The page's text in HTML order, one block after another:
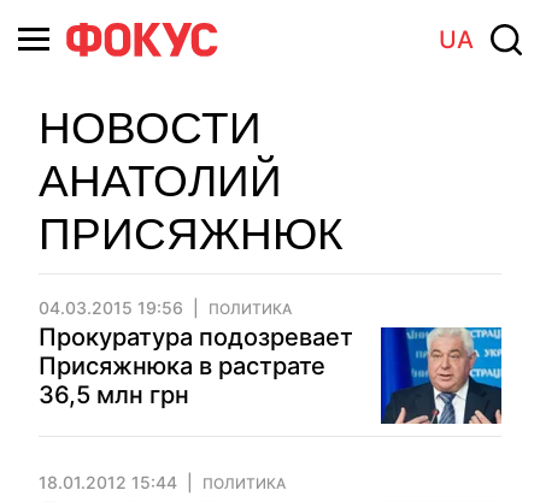
UA
НОВОСТИ
АНАТОЛИЙ
ПРИСЯЖНЮК
04.03.2015 19:56 ПОЛИТИКА
Прокуратура подозревает
Присяжнюка в растрате
36,5 млн грн
18.01.2012 15:44 ПОЛИТИКА